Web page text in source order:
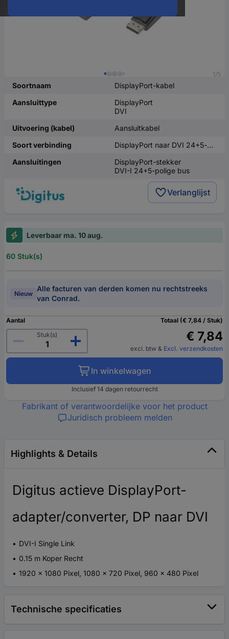
1/5
Soortnaam
DisplayPort-kabel
Aansluittype
DisplayPort
DVI
Uitvoering (kabel)
Aansluitkabel
Soort verbinding
DisplayPort naar DVI 24+5-polig
Aansluitingen
DisplayPort-stekker
DVI-I 24+5-polige bus
Verlanglijst
Leverbaar ma. 10 aug.
60 Stuk(s)
Nieuw
Alle facturen van derden komen nu rechtstreeks
van Conrad.
Aantal
Stuk(s)
Totaal (€ 7,84 / Stuk)
€ 7,84
excl. btw & Excl. verzendkosten
In winkelwagen
Inclusief 14 dagen retourrecht
Fabrikant of verantwoordelijke voor het product
Juridisch probleem melden
Highlights & Details
Digitus actieve DisplayPort-
adapter/converter, DP naar DVI
DVI-I Single Link
0.15 m Koper Recht
1920 x 1080 Pixel, 1080 x 720 Pixel, 960 x 480 Pixel
Technische specificaties